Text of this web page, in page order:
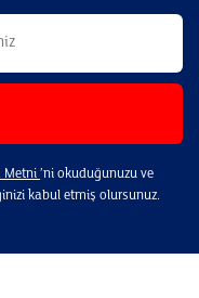
Metni ’ni okuduğunuzu ve
kabul etmiş olursunuz.